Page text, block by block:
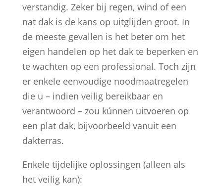
verstandig. Zeker bij regen, wind of een
nat dak is de kans op uitglijden groot. In
de meeste gevallen is het beter om het
eigen handelen op het dak te beperken en
te wachten op een professional. Toch zijn
er enkele eenvoudige noodmaatregelen
die u – indien veilig bereikbaar en
verantwoord – zou kúnnen uitvoeren op
een plat dak, bijvoorbeeld vanuit een
dakterras.
Enkele tijdelijke oplossingen (alleen als
het veilig kan):